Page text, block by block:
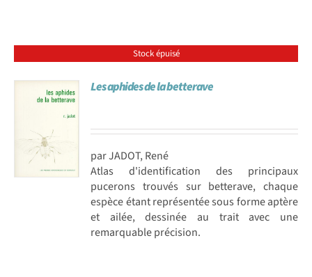
Stock épuisé
Les aphides de la betterave
par JADOT, René
Atlas d'identification des principaux
pucerons trouvés sur betterave, chaque
espèce étant représentée sous forme aptère
et ailée, dessinée au trait avec une
remarquable précision.